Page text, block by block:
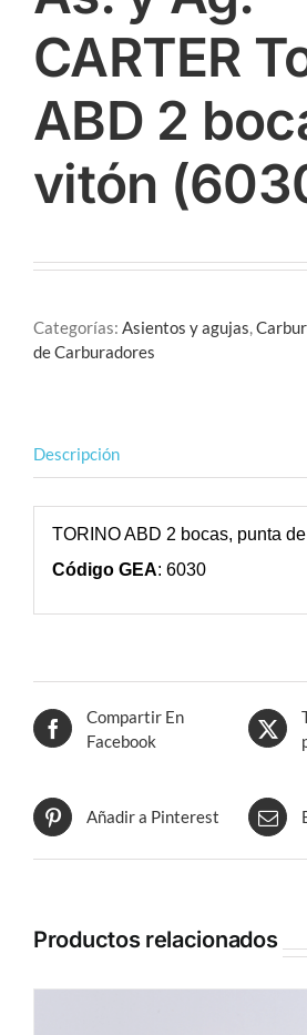
CARTER
ABD 2
vitón
Categorías: Asientos y agujas,
de Carburadores
Descripción
TORINO ABD 2 bocas, punta
Código GEA: 6030
Compartir En
Facebook
Añadir a Pinterest
Productos relacionados